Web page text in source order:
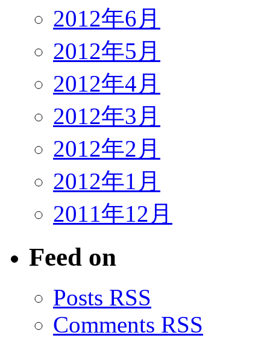
2012年6月
2012年5月
2012年4月
2012年3月
2012年2月
2012年1月
2011年12月
Feed on
Posts RSS
Comments RSS